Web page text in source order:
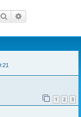
Suche
1 2 3